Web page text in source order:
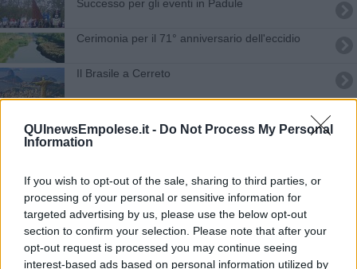
QUInewsEmpolese.it - Do Not Process My Personal
Information
If you wish to opt-out of the sale, sharing to third parties, or
processing of your personal or sensitive information for
targeted advertising by us, please use the below opt-out
section to confirm your selection. Please note that after your
opt-out request is processed you may continue seeing
interest-based ads based on personal information utilized by
Successo per gli eventi in Padule
Cerimonia per il 71° anniversario dell'eccidio
Il Brasile a Cerreto
La Valdelsa e la Moldavia ora sono più vicine
I primi quarant'anni del Movimento Shalom
In viaggio solidale dagli amici di Puhoi
Luce e gas, cucina stanza regina dei consumi